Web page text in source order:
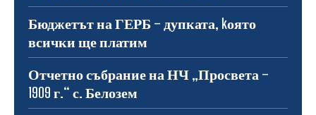
Бюджетът на ГЕРБ – дупката, kоято
всички ще платим
Отчетно събрание на НЧ „Просвета –
1909 г.“ с. Белозем